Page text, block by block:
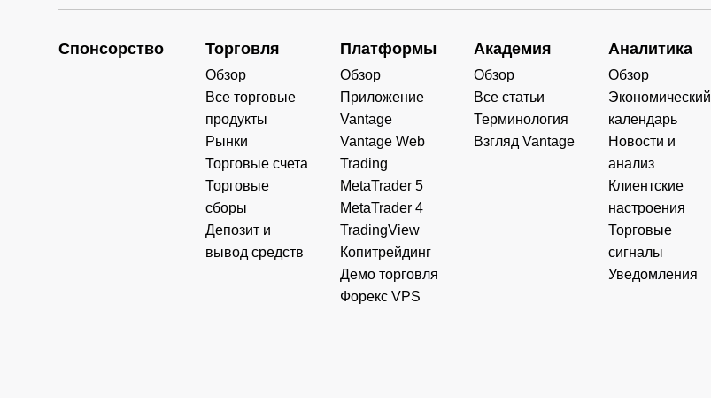
Спонсорство Торговля
Обзор
Все торговые
продукты
Рынки
Торговые счета
Торговые
сборы
Депозит и
вывод средств
Платформы
Обзор
Приложение
Vantage
Vantage Web
Trading
MetaTrader 5
MetaTrader 4
TradingView
Копитрейдинг
Демо торговля
Форекс VPS
Академия
Обзор
Все статьи
Терминология
Взгляд Vantage
Аналитика
Обзор
Экономический
календарь
Новости и
анализ
Клиентские
настроения
Торговые
сигналы
Уведомления